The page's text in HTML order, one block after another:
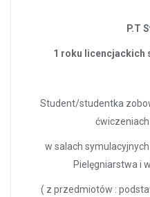
P.T
1 roku licencjackich
Student/studentka
w salach
Pielęgniarstwa i
( z przedmiotów :